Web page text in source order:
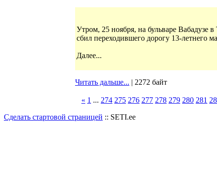
Утром, 25 ноября, на бульваре Вабадузе
сбил переходившего дорогу 13-летнего
Далее...
Читать дальше... | 2272 байт
« 1 ... 274 275 276 277 278 279 280 281
Сделать стартовой страницей :: SETI.ee